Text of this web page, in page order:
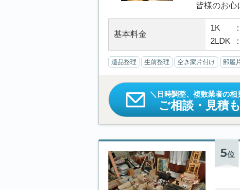
皆様のお心
基本料金
1K
2LDK
遺品整理 生前整理 空き家片付け 部屋
日時調整、複数業者の
ご相談・見積
5位